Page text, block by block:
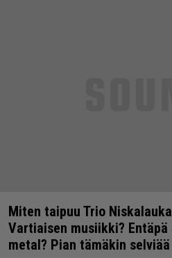
Miten taipuu Trio
Vartiaisen musiikki?
metal? Pian tämäkin selviää